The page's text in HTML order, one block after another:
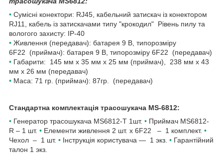
• Сумісні конектори: RJ45, кабельний затискач із конектором
RJ11, кабель із затискачами типу "крокодил" Рівень пилу та
вологого захисту: IP-40
• Живлення (передавач): батарея 9 В, типорозміру
6F22 (приймач): батарея 9 В, типорозміру 6F22 (передавач)
• Габарити: 145 мм x 35 мм x 25 мм (приймач), 238 мм x 43
мм x 26 мм (передавач)
• Маса: 71 гр. (приймач): 87гр. (передавач)
Стандартна комплектація трасошукача MS-6812:
• Генератор трасошукача MS6812-T 1шт. • Приймач MS6812-
R – 1 шт. • Елементи живлення 2 шт. х 6F22 – 1 комплект. •
Чехол – 1 шт. • Інструкція користувача — 1 экз. • Гарантійний
талон 1 экз.